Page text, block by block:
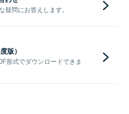
問にお答えします。
版）
形式でダウンロードできま